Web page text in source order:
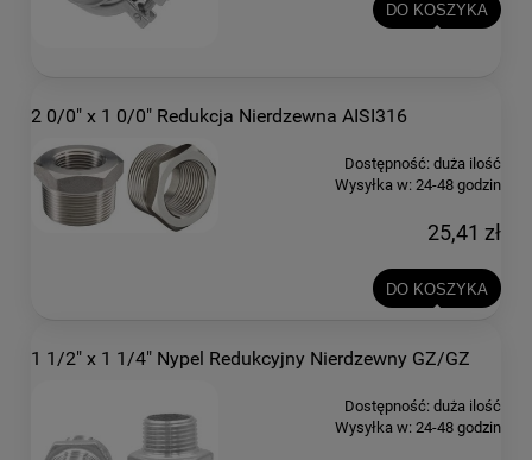
DO KOSZYKA
2 0/0" x 1 0/0" Redukcja Nierdzewna AISI316
Dostępność: duża ilość
Wysyłka w: 24-48 godzin
25,41 zł
DO KOSZYKA
1 1/2" x 1 1/4" Nypel Redukcyjny Nierdzewny GZ/GZ
Dostępność: duża ilość
Wysyłka w: 24-48 godzin